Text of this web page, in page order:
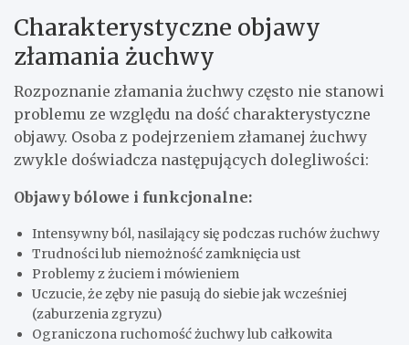
Charakterystyczne objawy
złamania żuchwy
Rozpoznanie złamania żuchwy często nie stanowi
problemu ze względu na dość charakterystyczne
objawy. Osoba z podejrzeniem złamanej żuchwy
zwykle doświadcza następujących dolegliwości:
Objawy bólowe i funkcjonalne:
Intensywny ból, nasilający się podczas ruchów żuchwy
Trudności lub niemożność zamknięcia ust
Problemy z żuciem i mówieniem
Uczucie, że zęby nie pasują do siebie jak wcześniej
(zaburzenia zgryzu)
Ograniczona ruchomość żuchwy lub całkowita